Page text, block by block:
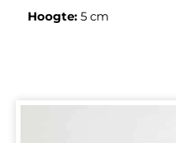
Hoogte: 5 cm